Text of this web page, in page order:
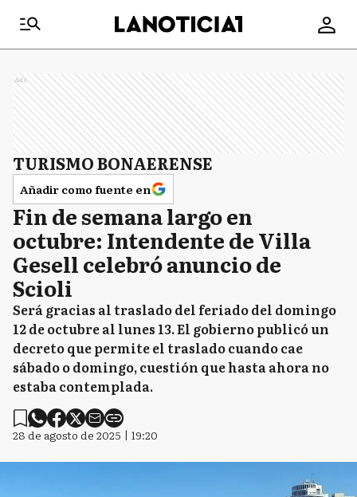
Ads
TURISMO BONAERENSE
Añadir como fuente en
Fin de semana largo en
octubre: Intendente de Villa
Gesell celebró anuncio de
Scioli
Será gracias al traslado del feriado del domingo
12 de octubre al lunes 13. El gobierno publicó un
decreto que permite el traslado cuando cae
sábado o domingo, cuestión que hasta ahora no
estaba contemplada.
28 de agosto de 2025 | 19:20